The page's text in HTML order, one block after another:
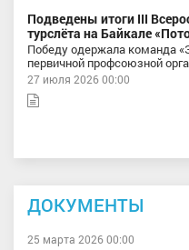
Подведены итоги III
турслёта на Байкале
Победу одержала команда
первичной профсоюзной
27 июля 2026 00:00
ДОКУМЕНТЫ
25 марта 2026 00:00